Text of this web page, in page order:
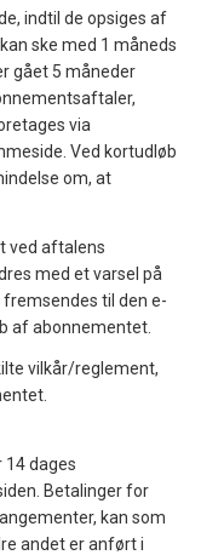
indtil de opsiges af
ske med 1 måneds
gået 5 måneder
via
Ved kortudløb
om, at
ved aftalens
med et varsel på
til den e-
af abonnementet.
vilkår/reglement,
14 dages
Betalinger for
kan som
andet er anført i